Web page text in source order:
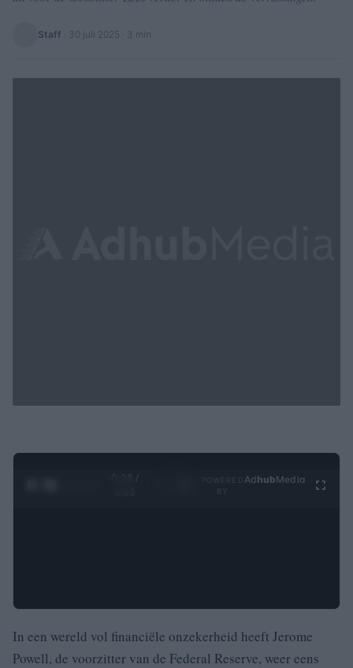
Staff 30 juli 2025 · 3 min
0:29 /
Ad hubMedia
In een wereld vol financiële onzekerheid heeft Jerome
Powell, de voorzitter van de Federal Reserve, weer eens